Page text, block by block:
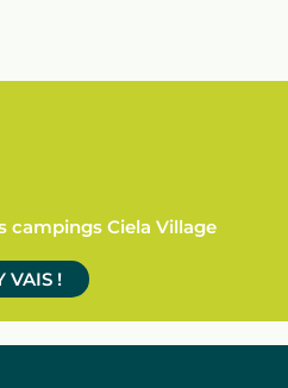
campings Ciela Village
VAIS !